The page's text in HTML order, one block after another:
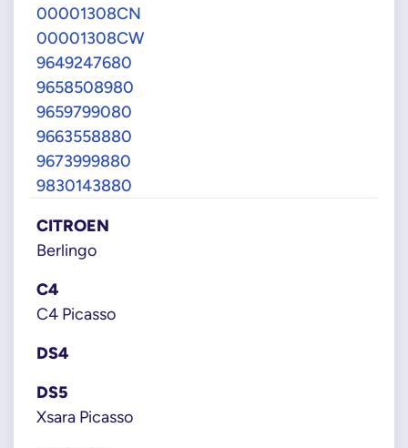
00001308CN
00001308CW
9649247680
9658508980
9659799080
9663558880
9673999880
9830143880
CITROEN
Berlingo
C4
C4 Picasso
DS4
DS5
Xsara Picasso